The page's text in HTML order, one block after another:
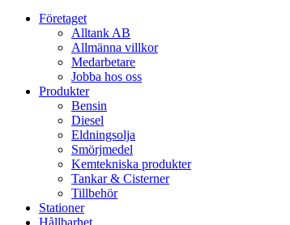
Close
Företaget
Alltank AB
Allmänna villkor
Medarbetare
Jobba hos oss
Produkter
Bensin
Diesel
Eldningsolja
Smörjmedel
Kemtekniska produkter
Tankar & Cisterner
Tillbehör
Stationer